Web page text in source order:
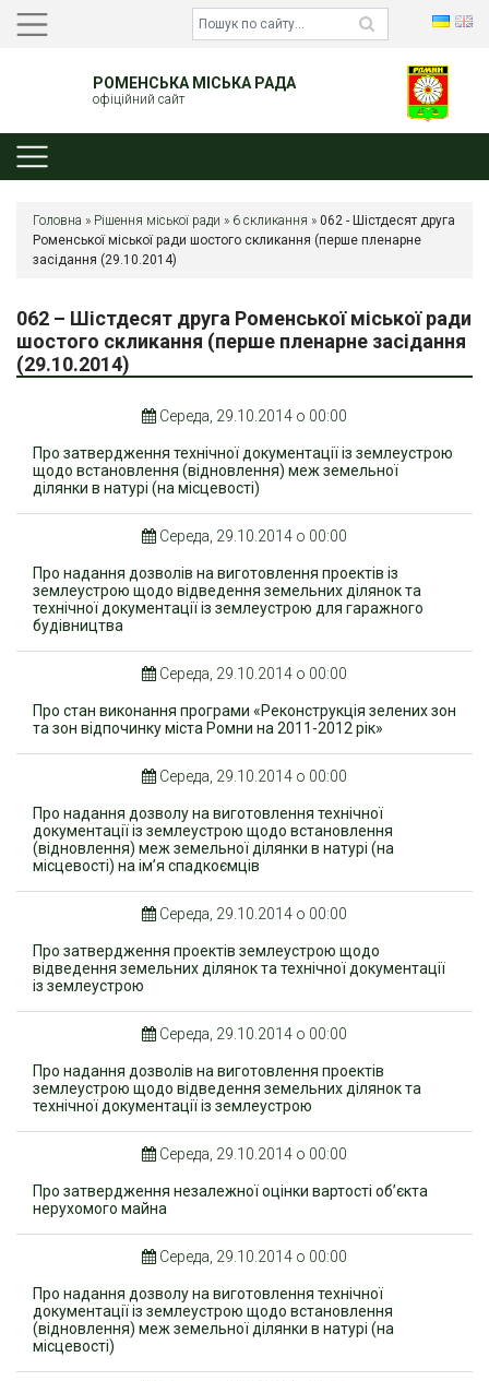
РОМЕНСЬКА МІСЬКА РАДА
офіційний сайт
Головна » Рішення міської ради » 6 скликання » 062 - Шістдесят друга
Роменської міської ради шостого скликання (перше пленарне
засідання (29.10.2014)
062 – Шістдесят друга Роменської міської ради
шостого скликання (перше пленарне засідання
(29.10.2014)
Середа, 29.10.2014 о 00:00
Про затвердження технічної документації із землеустрою
щодо встановлення (відновлення) меж земельної
ділянки в натурі (на місцевості)
Середа, 29.10.2014 о 00:00
Про надання дозволів на виготовлення проектів із
землеустрою щодо відведення земельних ділянок та
технічної документації із землеустрою для гаражного
будівництва
Середа, 29.10.2014 о 00:00
Про стан виконання програми «Реконструкція зелених зон
та зон відпочинку міста Ромни на 2011-2012 рік»
Середа, 29.10.2014 о 00:00
Про надання дозволу на виготовлення технічної
документації із землеустрою щодо встановлення
(відновлення) меж земельної ділянки в натурі (на
місцевості) на ім’я спадкоємців
Середа, 29.10.2014 о 00:00
Про затвердження проектів землеустрою щодо
відведення земельних ділянок та технічної документації
із землеустрою
Середа, 29.10.2014 о 00:00
Про надання дозволів на виготовлення проектів
землеустрою щодо відведення земельних ділянок та
технічної документації із землеустрою
Середа, 29.10.2014 о 00:00
Про затвердження незалежної оцінки вартості об’єкта
нерухомого майна
Середа, 29.10.2014 о 00:00
Про надання дозволу на виготовлення технічної
документації із землеустрою щодо встановлення
(відновлення) меж земельної ділянки в натурі (на
місцевості)